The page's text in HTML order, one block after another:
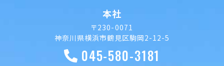
本社
〒230-0071
神奈川県横浜市鶴見区駒岡2-12-5
045-580-3181